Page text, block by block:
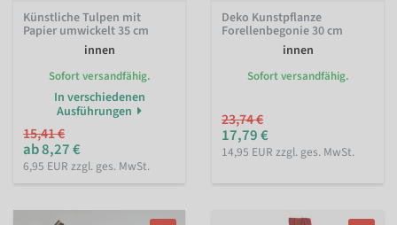
Künstliche Tulpen mit
Papier umwickelt 35 cm
innen
Sofort versandfähig.
In verschiedenen
Ausführungen
15,41 €
ab 8,27 €
6,95 EUR zzgl. ges. MwSt.
Deko Kunstpflanze
Forellenbegonie 30 cm
innen
Sofort versandfähig.
23,74 €
17,79 €
14,95 EUR zzgl. ges. MwSt.